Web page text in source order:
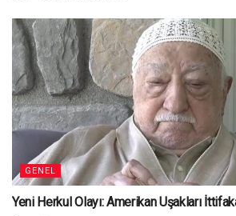
GENEL
Yeni Herkul Olayı: Amerikan Uşakları